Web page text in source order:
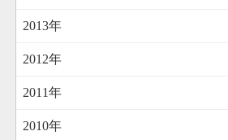
2013年
2012年
2011年
2010年